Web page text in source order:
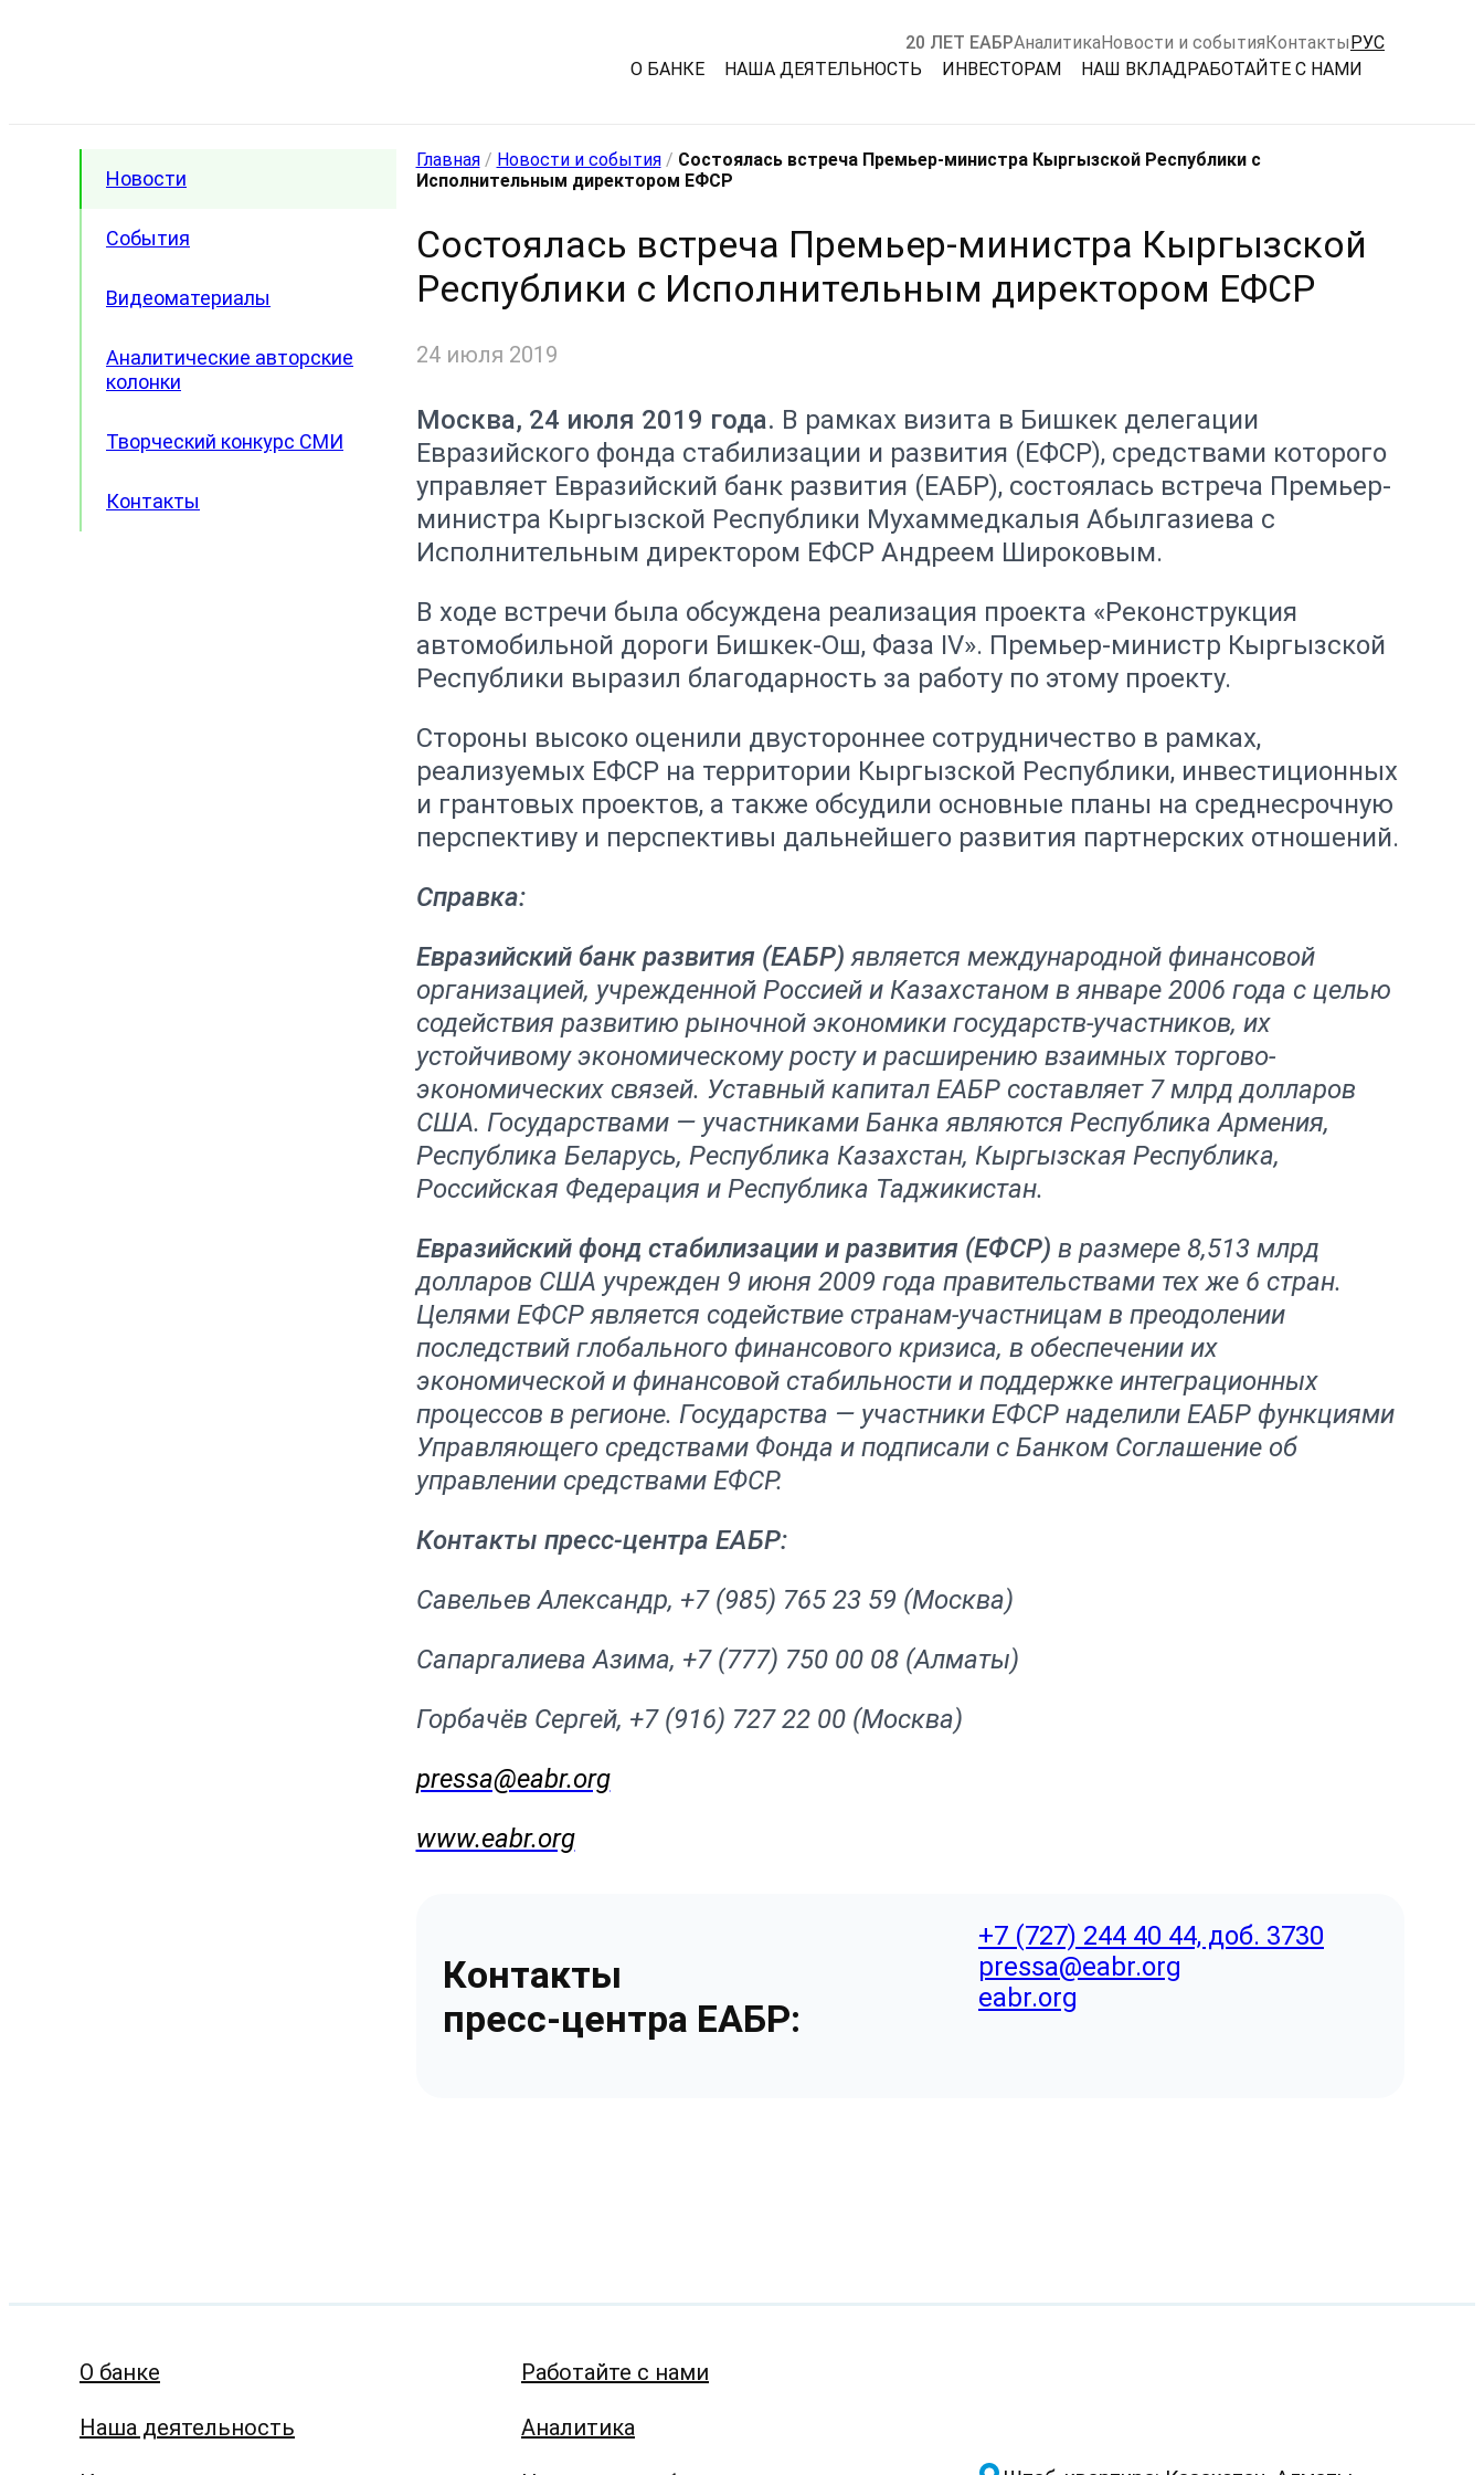
20 ЛЕТ ЕАБРАналитикаНовости и событияКонтактыРУС
О БАНКЕ
НАША ДЕЯТЕЛЬНОСТЬ ИНВЕСТОРАМ НАШ ВКЛАДРАБОТАЙТЕ С НАМИ
Новости
События
Видеоматериалы
Аналитические авторские
колонки
Творческий конкурс СМИ
Контакты
Главная/ Новости и события/ Состоялась встреча Премьер-министра Кыргызской Республики с
Исполнительным директором ЕФСР
Состоялась встреча Премьер-министра Кыргызской
Республики с Исполнительным директором ЕФСР
24 июля 2019
Москва, 24 июля 2019 года. В рамках визита в Бишкек делегации
Евразийского фонда стабилизации и развития (ЕФСР), средствами которого
управляет Евразийский банк развития (ЕАБР), состоялась встреча Премьер-
министра Кыргызской Республики Мухаммедкалыя Абылгазиева с
Исполнительным директором ЕФСР Андреем Широковым.
В ходе встречи была обсуждена реализация проекта «Реконструкция
автомобильной дороги Бишкек-Ош, Фаза IV». Премьер-министр Кыргызской
Республики выразил благодарность за работу по этому проекту.
Стороны высоко оценили двустороннее сотрудничество в рамках,
реализуемых ЕФСР на территории Кыргызской Республики, инвестиционных
и грантовых проектов, а также обсудили основные планы на среднесрочную
перспективу и перспективы дальнейшего развития партнерских отношений.
Справка:
Евразийский банк развития (ЕАБР)является международной финансовой
организацией, учрежденной Россией и Казахстаном в январе 2006 года с целью
содействия развитию рыночной экономики государств-участников, их
устойчивому экономическому росту и расширению взаимных торгово-
экономических связей. Уставный капитал ЕАБР составляет 7 млрд долларов
США. Государствами — участниками Банка являются Республика Армения,
Республика Беларусь, Республика Казахстан, Кыргызская Республика,
Российская Федерация и Республика Таджикистан.
Евразийский фонд стабилизации и развития (ЕФСР) в размере 8,513 млрд
долларов США учрежден 9 июня 2009 года правительствами тех же 6 стран.
Целями ЕФСР является содействие странам-участницам в преодолении
последствий глобального финансового кризиса, в обеспечении их
экономической и финансовой стабильности и поддержке интеграционных
процессов в регионе. Государства — участники ЕФСР наделили ЕАБР функциями
Управляющего средствами Фонда и подписали с Банком Соглашение об
управлении средствами ЕФСР.
Контакты пресс-центра ЕАБР:
Савельев Александр, +7 (985) 765 23 59 (Москва)
Сапаргалиева Азима, +7 (777) 750 00 08 (Алматы)
Горбачёв Сергей, +7 (916) 727 22 00 (Москва)
pressa@eabr.org
www.eabr.org
Контакты
пресс-центра ЕАБР:
+7 (727) 244 40 44, доб. 3730
pressa@eabr.org
eabr.org
О банке
Наша деятельность
Работайте с нами
Аналитика